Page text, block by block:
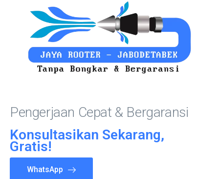
Pengerjaan Cepat & Bergaransi
Konsultasikan Sekarang,
Gratis!
WhatsApp